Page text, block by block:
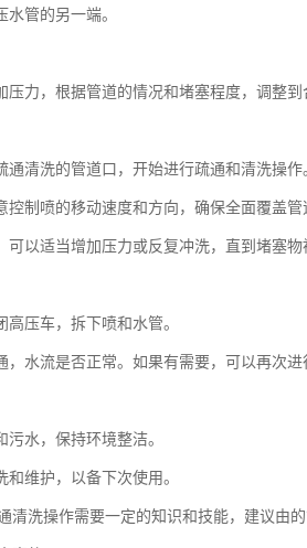
管的另一端。
力，根据管道的情况和堵塞程度，调整到
清洗的管道口，开始进行疏通和清洗操作
制喷的移动速度和方向，确保全面覆盖管
以适当增加压力或反复冲洗，直到堵塞物
压车，拆下喷和水管。
水流是否正常。如果有需要，可以再次进
水，保持环境整洁。
维护，以备下次使用。
清洗操作需要一定的知识和技能，建议由